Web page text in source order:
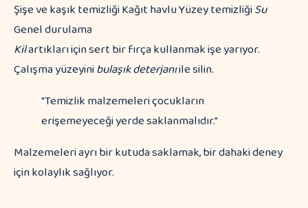
Şişe ve kaşık temizliği Kağıt havlu Yüzey temizliğiSu
Genel durulama
Kilartıkları için sert bir fırça kullanmak işe yarıyor.
Çalışma yüzeyinibulaşık deterjanıile silin.
"Temizlik malzemeleri çocukların
erişemeyeceği yerde saklanmalıdır."
Malzemeleri ayrı bir kutuda saklamak, bir dahaki deney
için kolaylık sağlıyor.